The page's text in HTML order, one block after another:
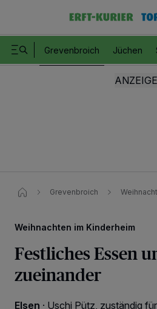
Grevenbroich Jüchen
Grevenbroich
Weihnachten im Kinderheim
Festliches Essen
zueinander
Elsen · Uschi Pütz, zuständig